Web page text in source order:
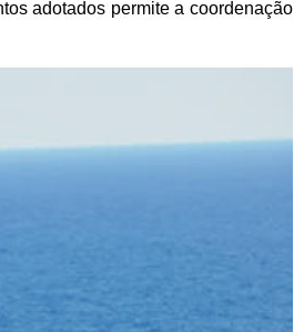
adotados permite a coordenação